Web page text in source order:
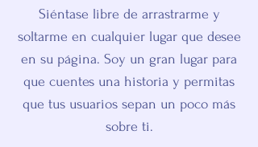
Siéntase libre de arrastrarme y
soltarme en cualquier lugar que desee
en su página. Soy un gran lugar para
que cuentes una historia y permitas
que tus usuarios sepan un poco más
sobre ti.